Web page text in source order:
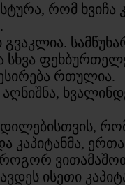
რომ ხვიჩა
რთულია.
კაპიტანმა,
როგორ
ისეთი